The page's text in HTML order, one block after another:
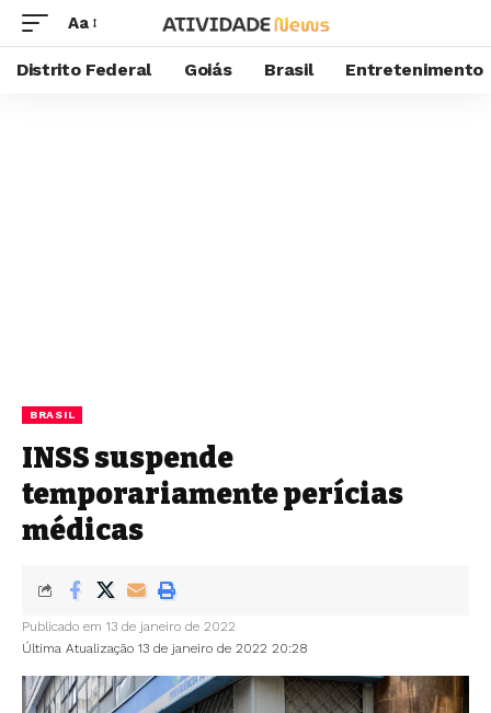
Aa
Distrito Federal Goiás Brasil Entretenimento
BRASIL
INSS suspende
temporariamente perícias
médicas
Última Atualização 13 de janeiro de 2022 20:28
Publicado em 13 de janeiro de 2022